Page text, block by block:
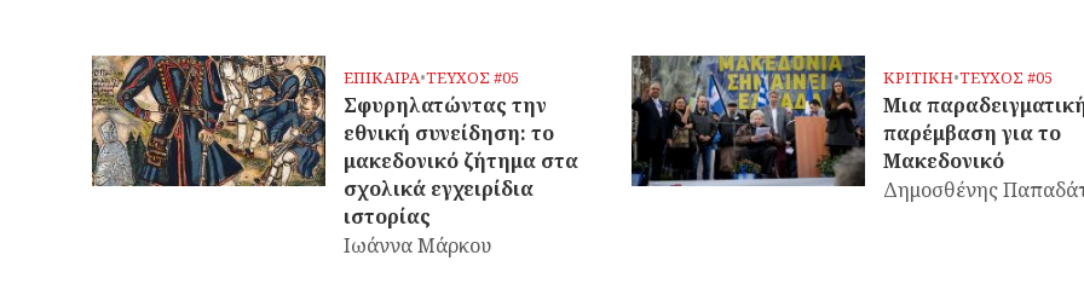
ΕΠΙΚΑΙΡΑ•ΤΕΥΧΟΣ #05
Σφυρηλατώντας την
εθνική συνείδηση: το
μακεδονικό ζήτημα στα
σχολικά εγχειρίδια
ιστορίας
Ιωάννα Μάρκου
ΚΡΙΤΙΚΗ•ΤΕΥΧΟΣ #05
Μια
παρέμβαση για το
Μακεδονικό
Δημοσθένης